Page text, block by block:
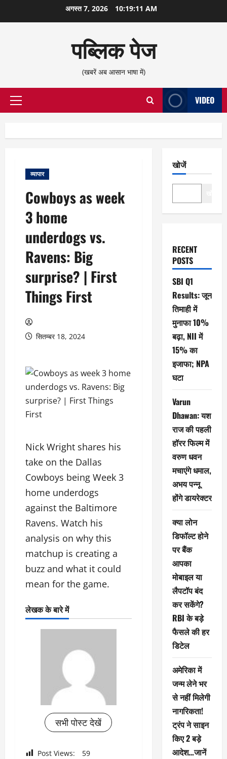
सामग्री
अगस्त 7, 2026 10:19:12 AM
पब्लिक पेज
(खबरें अब आसान भाषा में)
प्राथमिक
VIDEO
व्यापार
Cowboys as week
3 home
underdogs vs.
Ravens: Big
surprise? | First
Things First
सितम्बर 18, 2024
Nick Wright shares his
take on the Dallas
Cowboys being Week 3
home underdogs
against the Baltimore
Ravens. Watch his
analysis on why this
matchup is creating a
buzz and what it could
mean for the game.
लेखक के बारे में
सभी पोस्ट देखें
Post Views: 59
खोजें
RECENT
POSTS
SBI Q1
Results: जून
तिमाही में
मुनाफा 10%
बढ़ा, NII में
15% का
इजाफा; NPA
घटा
Varun
Dhawan: यश
राज की पहली
हॉरर फिल्म में
वरुण धवन
मचाएंगे धमाल,
अभय पन्नू
होंगे डायरेक्टर
क्या लोन
डिफॉल्ट होने
पर बैंक
आपका
मोबाइल या
लैपटॉप बंद
कर सकेंगे?
RBI के बड़े
फैसले की हर
डिटेल
अमेरिका में
जन्म लेने भर
से नहीं मिलेगी
नागरिकता!
ट्रंप ने साइन
किए 2 बड़े
आदेश…जानें